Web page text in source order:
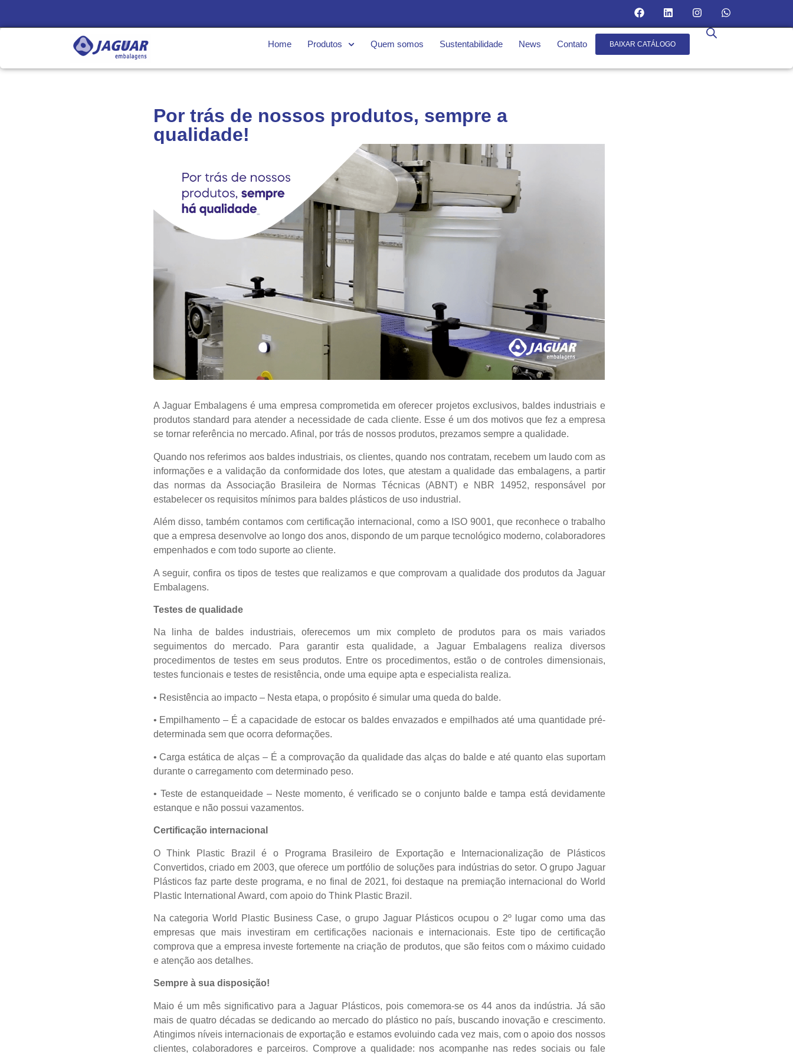
Home Produtos Quem somos Sustentabilidade News Contato BAIXAR CATÁLOGO
Por trás de nossos produtos, sempre a
qualidade!
A Jaguar Embalagens é uma empresa comprometida em oferecer projetos exclusivos, baldes industriais e
produtos standard para atender a necessidade de cada cliente. Esse é um dos motivos que fez a empresa
se tornar referência no mercado. Afinal, por trás de nossos produtos, prezamos sempre a qualidade.
Quando nos referimos aos baldes industriais, os clientes, quando nos contratam, recebem um laudo com as
informações e a validação da conformidade dos lotes, que atestam a qualidade das embalagens, a partir
das normas da Associação Brasileira de Normas Técnicas (ABNT) e NBR 14952, responsável por
estabelecer os requisitos mínimos para baldes plásticos de uso industrial.
Além disso, também contamos com certificação internacional, como a ISO 9001, que reconhece o trabalho
que a empresa desenvolve ao longo dos anos, dispondo de um parque tecnológico moderno, colaboradores
empenhados e com todo suporte ao cliente.
A seguir, confira os tipos de testes que realizamos e que comprovam a qualidade dos produtos da Jaguar
Embalagens.
Testes de qualidade
Na linha de baldes industriais, oferecemos um mix completo de produtos para os mais variados
seguimentos do mercado. Para garantir esta qualidade, a Jaguar Embalagens realiza diversos
procedimentos de testes em seus produtos. Entre os procedimentos, estão o de controles dimensionais,
testes funcionais e testes de resistência, onde uma equipe apta e especialista realiza.
• Resistência ao impacto – Nesta etapa, o propósito é simular uma queda do balde.
• Empilhamento – É a capacidade de estocar os baldes envazados e empilhados até uma quantidade pré-
determinada sem que ocorra deformações.
• Carga estática de alças – É a comprovação da qualidade das alças do balde e até quanto elas suportam
durante o carregamento com determinado peso.
• Teste de estanqueidade – Neste momento, é verificado se o conjunto balde e tampa está devidamente
estanque e não possui vazamentos.
Certificação internacional
O Think Plastic Brazil é o Programa Brasileiro de Exportação e Internacionalização de Plásticos
Convertidos, criado em 2003, que oferece um portfólio de soluções para indústrias do setor. O grupo Jaguar
Plásticos faz parte deste programa, e no final de 2021, foi destaque na premiação internacional do World
Plastic International Award, com apoio do Think Plastic Brazil.
Na categoria World Plastic Business Case, o grupo Jaguar Plásticos ocupou o 2º lugar como uma das
empresas que mais investiram em certificações nacionais e internacionais. Este tipo de certificação
comprova que a empresa investe fortemente na criação de produtos, que são feitos com o máximo cuidado
e atenção aos detalhes.
Sempre à sua disposição!
Maio é um mês significativo para a Jaguar Plásticos, pois comemora-se os 44 anos da indústria. Já são
mais de quatro décadas se dedicando ao mercado do plástico no país, buscando inovação e crescimento.
Atingimos níveis internacionais de exportação e estamos evoluindo cada vez mais, com o apoio dos nossos
clientes, colaboradores e parceiros. Comprove a qualidade: nos acompanhe nas redes sociais ou fale